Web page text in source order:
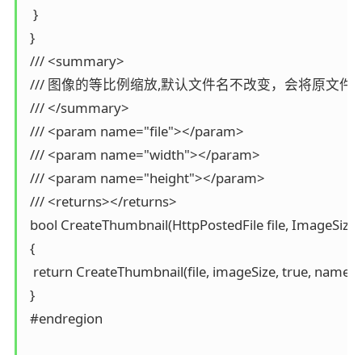
  }
}
/// <summary>
/// 图像的等比例缩放,默认文件名不改变，会将原文件
/// </summary>
/// <param name="file"></param>
/// <param name="width"></param>
/// <param name="height"></param>
/// <returns></returns>
bool CreateThumbnail(HttpPostedFile file,
{
  return CreateThumbnail(file, imageSize, true, name);
}
#endregion